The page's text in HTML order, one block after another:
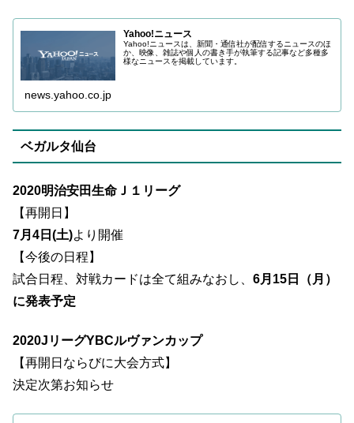
Yahoo!ニュース
Yahoo!ニュースは、新聞・通信社が配信するニュースのほ
か、映像、雑誌や個人の書き手が執筆する記事など多種多
様なニュースを掲載しています。
news.yahoo.co.jp
ベガルタ仙台
2020明治安田生命Ｊ１リーグ
【再開日】
7月4日(土)より開催
【今後の日程】
試合日程、対戦カードは全て組みなおし、 6月15日（月）
に発表予定
2020JリーグYBCルヴァンカップ
【再開日ならびに大会方式】
決定次第お知らせ